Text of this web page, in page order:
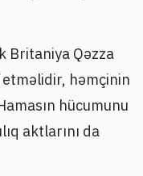
Britaniya Qəzza
həmçinin
hücumunu
aktlarını da